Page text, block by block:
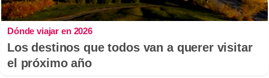
Dónde viajar en 2026
Los destinos que todos van a querer visitar
el próximo año